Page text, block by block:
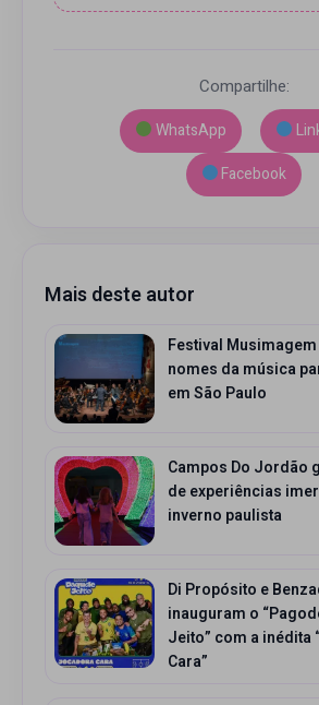
Compartilhe:
WhatsApp
Facebook
Mais deste autor
Festival
nomes da música
em São Paulo
Campos Do Jordão
de experiências
inverno paulista
Di Propósito e
inauguram o
Jeito” com a inédita
Cara”